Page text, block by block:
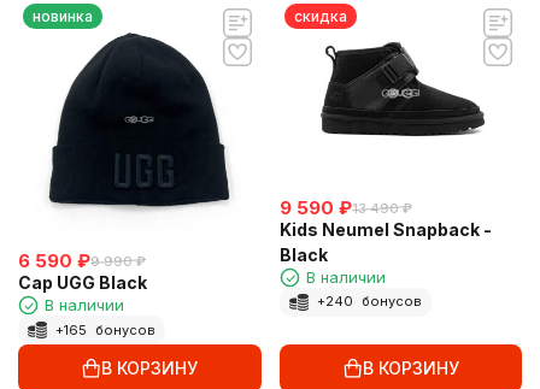
новинка
6 590 ₽9 990 ₽
Cap UGG Black
В наличии
+165 бонусов
В КОРЗИНУ
скидка
9 590 ₽13 490 ₽
Kids Neumel Snapback -
Black
В наличии
+240 бонусов
В КОРЗИНУ